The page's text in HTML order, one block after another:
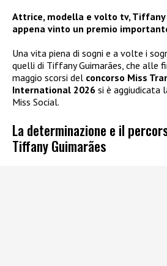
Attrice, modella e volto tv, Tiffany
appena vinto un premio
Una vita piena di sogni e a volte i
quelli di Tiffany Guimarães, che alle
maggio scorsi del concorso Miss
International 2026 si è aggiudicata
Miss Social.
La determinazione e il
Tiffany Guimarães